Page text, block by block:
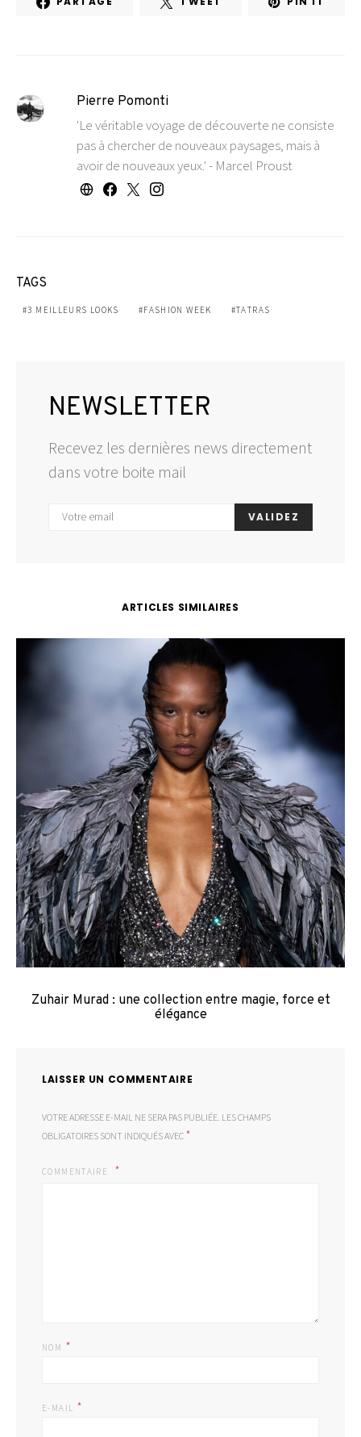
Pierre Pomonti
'Le véritable voyage de découverte ne consiste
pas à chercher de nouveaux paysages, mais à
avoir de nouveaux yeux.' - Marcel Proust
TAGS
3 MEILLEURS LOOKS FASHION WEEK TATRAS
NEWSLETTER
Recevez les dernières news directement
dans votre boite mail
VALIDEZ
ARTICLES SIMILAIRES
Zuhair Murad : une collection entre magie, force et
élégance
LAISSER UN COMMENTAIRE
VOTRE ADRESSE E-MAIL NE SERA PAS PUBLIÉE. LES CHAMPS
OBLIGATOIRES SONT INDIQUÉS AVEC *
COMMENTAIRE
NOM *
E-MAIL *